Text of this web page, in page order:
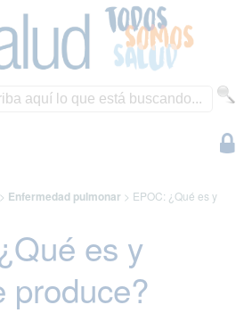
> Enfermedad pulmonar > EPOC: ¿Qué es y
es y
produce?